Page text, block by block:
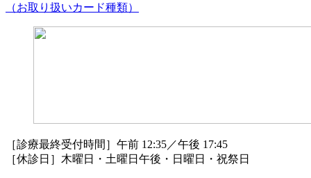
（お取り扱いカード種類）
［診療最終受付時間］午前 12:35／午後 17:45
［休診日］木曜日・土曜日午後・日曜日・祝祭日